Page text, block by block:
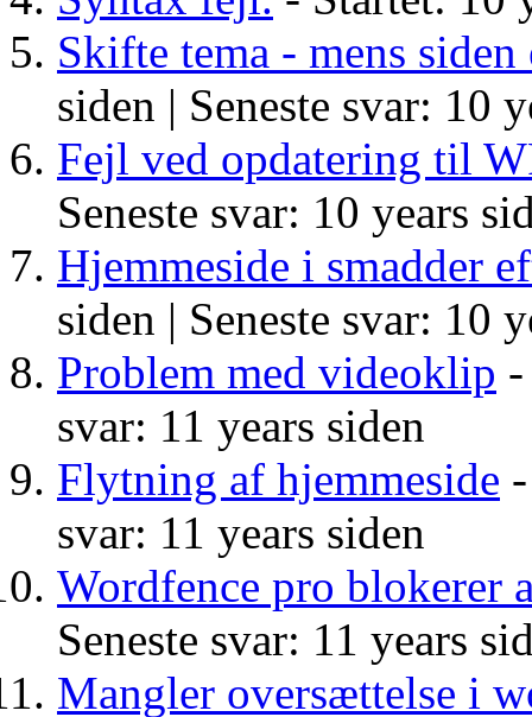
Skifte tema - mens
siden | Seneste svar: 10
Fejl ved opdatering til
Seneste svar: 10 years
Hjemmeside i smadder
siden | Seneste svar: 10
Problem med videoklip
svar: 11 years siden
Flytning af hjemmeside
svar: 11 years siden
Wordfence pro blokerer
Seneste svar: 11 years
Mangler oversættelse i